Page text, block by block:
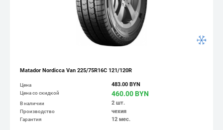
Matador Nordicca Van 225/75R16C 121/120R
Цена 483.00 BYN
Цена со скидкой 460.00 BYN
В наличии 2 шт.
Производство чехия
Гарантия 12 мес.